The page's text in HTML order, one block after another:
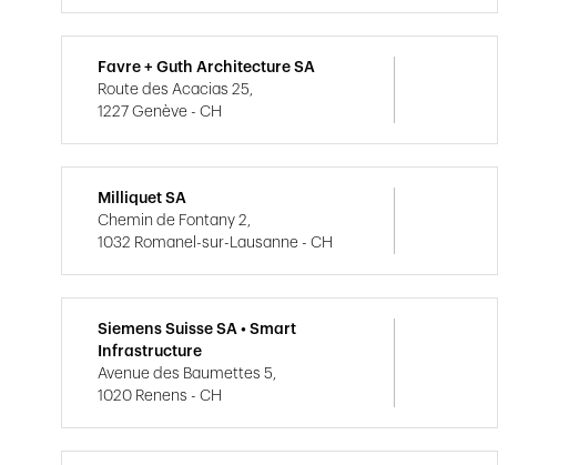
Favre + Guth Architecture SA
Route des Acacias 25,
1227 Genève - CH
Milliquet SA
Chemin de Fontany 2,
1032 Romanel-sur-Lausanne - CH
Siemens Suisse SA • Smart
Infrastructure
Avenue des Baumettes 5,
1020 Renens - CH